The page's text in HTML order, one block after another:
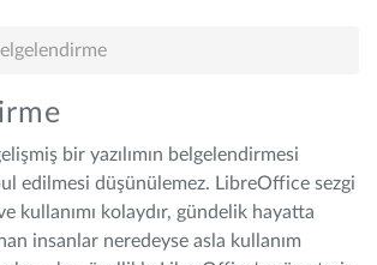
bir yazılımın belgelendirmesi
edilmesi düşünülemez. LibreOffice sezgi
kullanımı kolaydır, gündelik hayatta
insanlar neredeyse asla kullanım